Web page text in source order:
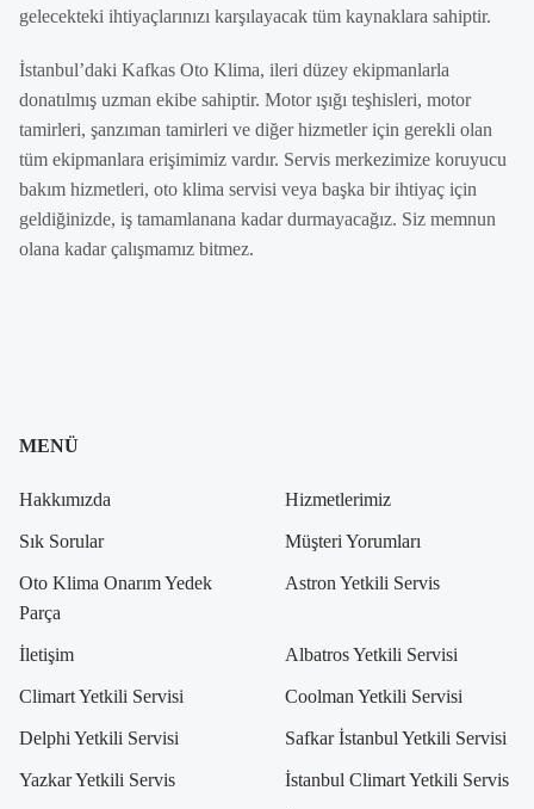
gelecekteki ihtiyaçlarınızı karşılayacak tüm kaynaklara sahiptir.
İstanbul’daki Kafkas Oto Klima, ileri düzey ekipmanlarla
donatılmış uzman ekibe sahiptir. Motor ışığı teşhisleri, motor
tamirleri, şanzıman tamirleri ve diğer hizmetler için gerekli olan
tüm ekipmanlara erişimimiz vardır. Servis merkezimize koruyucu
bakım hizmetleri, oto klima servisi veya başka bir ihtiyaç için
geldiğinizde, iş tamamlanana kadar durmayacağız. Siz memnun
olana kadar çalışmamız bitmez.
MENÜ
Hakkımızda Hizmetlerimiz
Sık Sorular Müşteri Yorumları
Oto Klima Onarım Yedek
Parça
Astron Yetkili Servis
İletişim Albatros Yetkili Servisi
Climart Yetkili Servisi Coolman Yetkili Servisi
Delphi Yetkili Servisi Safkar İstanbul Yetkili Servisi
Yazkar Yetkili Servis İstanbul Climart Yetkili Servis